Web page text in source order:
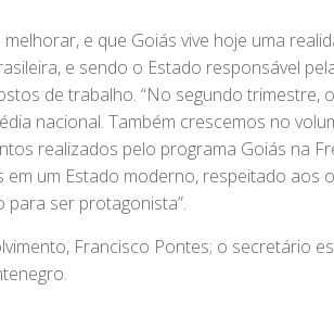
e que Goiás vive hoje uma
e sendo o Estado responsável
de trabalho. “No segundo trimestre,
nacional. Também crescemos no
realizados pelo programa Goiás na
um Estado moderno, respeitado aos
para ser protagonista”.
Francisco Pontes; o secretário